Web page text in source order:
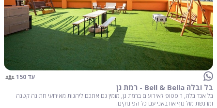
עד 150
בל ובלה Bell & Bella - רמת גן
בל אנד בלה, רופטופ לאירועים ברמת גן, מזמין גם אתכם ליהנות מאירועי חתונה קטנה
ומרגשת מול נוף אורבאני עם כל הפינוקים.